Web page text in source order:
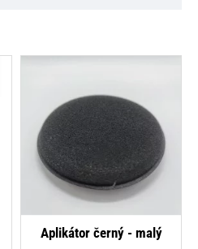
Aplikátor černý - malý